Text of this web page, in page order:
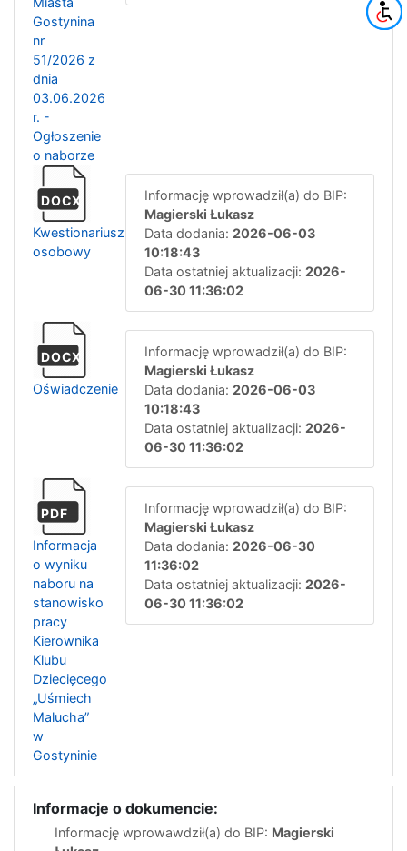
Gostynina
nr
51/2026 z
dnia
03.06.2026
r. -
Ogłoszenie
o naborze
DOCX
Kwestionariusz
osobowy
Informację wprowadził(a) do BIP:
Magierski Łukasz
Data dodania: 2026-06-03
10:18:43
Data ostatniej aktualizacji: 2026-
06-30 11:36:02
DOCX
Oświadczenie
Informację wprowadził(a) do BIP:
Magierski Łukasz
Data dodania: 2026-06-03
10:18:43
Data ostatniej aktualizacji: 2026-
06-30 11:36:02
PDF
Informacja
o wyniku
naboru na
stanowisko
pracy
Kierownika
Klubu
Dziecięcego
„Uśmiech
Malucha”
w
Gostyninie
Informację wprowadził(a) do BIP:
Magierski Łukasz
Data dodania: 2026-06-30
11:36:02
Data ostatniej aktualizacji: 2026-
06-30 11:36:02
Informacje o dokumencie:
Informację wprowawdził(a) do BIP: Magierski